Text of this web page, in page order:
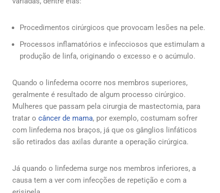
Procedimentos cirúrgicos que provocam lesões na pele.
Processos inflamatórios e infecciosos que estimulam a
produção de linfa, originando o excesso e o acúmulo.
Quando o linfedema ocorre nos membros superiores,
geralmente é resultado de algum processo cirúrgico.
Mulheres que passam pela cirurgia de mastectomia, para
tratar o câncer de mama, por exemplo, costumam sofrer
com linfedema nos braços, já que os gânglios linfáticos
são retirados das axilas durante a operação cirúrgica.
Já quando o linfedema surge nos membros inferiores, a
causa tem a ver com infecções de repetição e com a